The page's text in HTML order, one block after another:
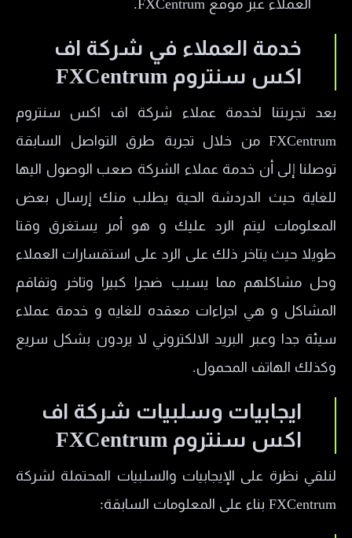
العملاء عبر موقع FXCentrum.
خدمة العملاء في شركة اف
اكس سنتروم FXCentrum
بعد تجربتنا لخدمة عملاء شركة اف اكس سنتروم
FXCentrum من خلال تجربة طرق التواصل السابقة
توصلنا إلى أن خدمة عملاء الشركة صعب الوصول اليها
للغاية حيث الدردشة الحية يطلب منك إرسال بعض
المعلومات ليتم الرد عليك و هو أمر يستغرق وقتا
طويلا حيث يتاخر ذلك على الرد على استفسارات العملاء
وحل مشاكلهم مما يسبب ضجرا كبيرا وتاخر وتفاقم
المشاكل و هي اجراءات معقده للغايه و خدمة عملاء
سيئة جدا وعبر البريد الالكتروني لا يردون بشكل سريع
وكذلك الهاتف المحمول.
ايجابيات وسلبيات شركة اف
اكس سنتروم FXCentrum
لنلقي نظرة على الإيجابيات والسلبيات المحتملة لشركة
FXCentrum بناء على المعلومات السابقة: